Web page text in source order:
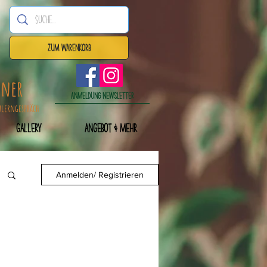
Anmeldung Newsletter
Zum Warenkorb
Gallery Angebot & mehr
Anmelden/ Registrieren